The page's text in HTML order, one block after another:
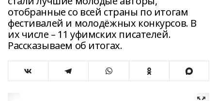
отобранные со всей страны по итогам
фестивалей и молодёжных конкурсов. В
их числе – 11 уфимских писателей.
Рассказываем об итогах.